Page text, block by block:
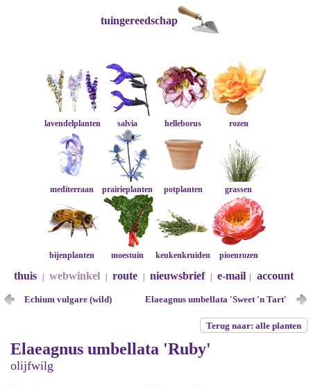
tuingereedschap
lavendelplanten salvia helleborus rozen
mediterraan prairieplanten potplanten grassen
bijenplanten moestuin keukenkruiden pioenrozen
thuis webwinkel route nieuwsbrief e-mail account
Echium vulgare (wild) Elaeagnus umbellata 'Sweet 'n Tart'
Terug naar: alle planten
Elaeagnus umbellata 'Ruby'
olijfwilg